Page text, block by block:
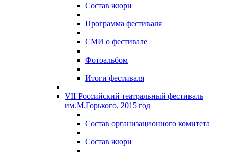
Состав жюри
Программа фестиваля
СМИ о фестивале
Фотоальбом
Итоги фестиваля
VII Российский театральный фестиваль
им.М.Горького, 2015 год
Состав организационного комитета
Состав жюри